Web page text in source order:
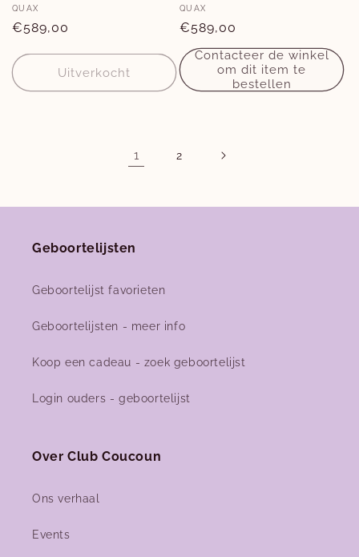
Verkoper:
QUAX
Normale
€589,00
Uitverkocht
Verkoper:
QUAX
Normale
prijs
€589,00
Contacteer de winkel
om dit item te
bestellen
1 2
Geboortelijsten
Geboortelijst favorieten
Geboortelijsten - meer info
Koop een cadeau - zoek geboortelijst
Login ouders - geboortelijst
Over Club Coucoun
Ons verhaal
Events